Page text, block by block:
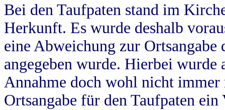
Bei den Taufpaten stand im
Herkunft. Es wurde deshalb
eine Abweichung zur
angegeben wurde. Hierbei wurde
Annahme doch wohl nicht
Ortsangabe für den Taufpaten